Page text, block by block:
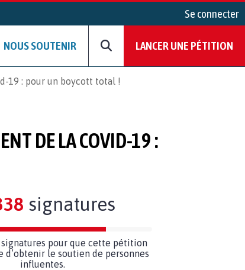
Se connecter
NOUS SOUTENIR LANCER UNE PÉTITION
19 : pour un boycott total !
DE LA COVID-19 :
signatures
signatures pour que cette pétition
d’obtenir le soutien de personnes
influentes.